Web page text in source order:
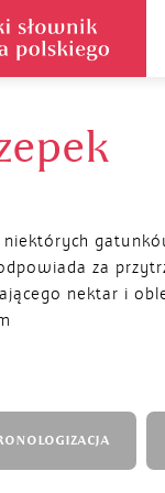
niektórych
za
nektar i